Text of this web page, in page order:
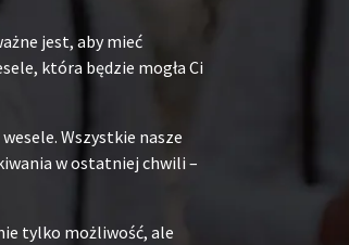
jest, aby mieć
która będzie mogła Ci
Wszystkie nasze
w ostatniej chwili –
tylko możliwość, ale